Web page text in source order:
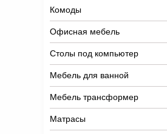
Комоды
Офисная мебель
Столы под компьютер
Мебель для ванной
Мебель трансформер
Матрасы